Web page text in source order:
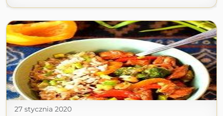
27 stycznia 2020